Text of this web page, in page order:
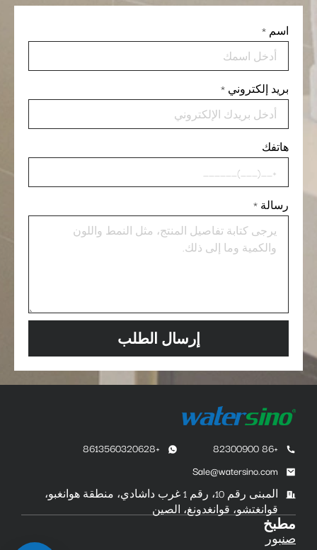
اسم *
بريد إلكتروني *
هاتفك
رسالة *
إرسال الطلب
+86 82300900
+8613560320628
Sale@watersino.com
المبنى رقم 10، رقم 1 غرب داشادي، منطقة هوانغبو،
قوانغتشو، قوانغدونغ، الصين
مطبخ
صنبور